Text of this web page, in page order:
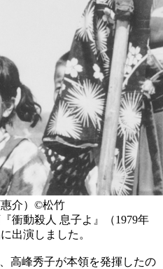
惠介）©️松竹
衝動殺人 息子よ』（1979年
出演しました。
高峰秀子が本領を発揮したの